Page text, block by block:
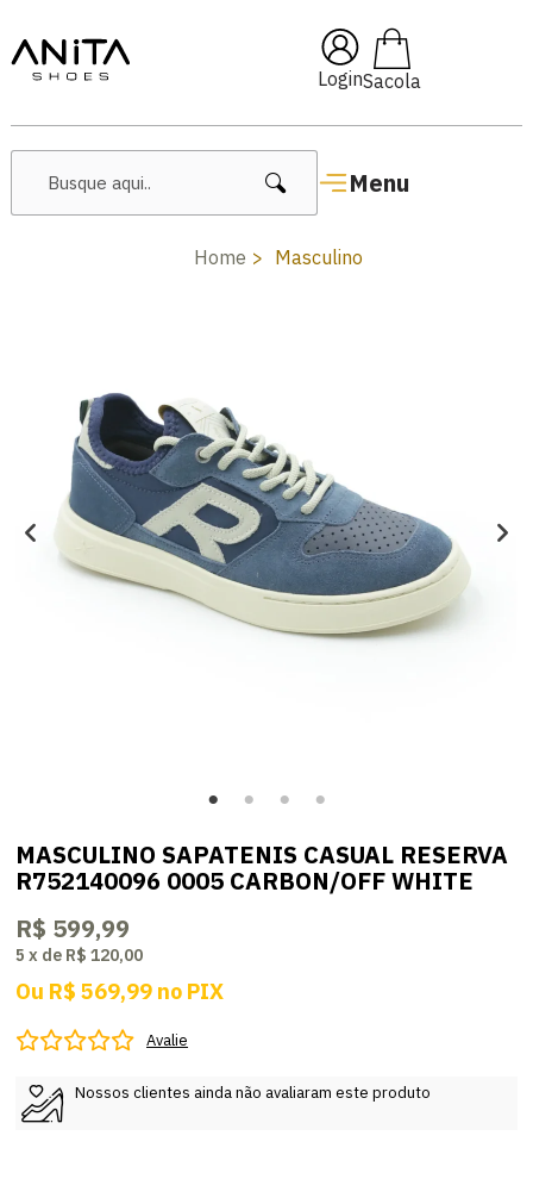
Login
Menu
🔥 Lançamentos Femininos
Home Masculino
MASCULINO SAPATENIS CASUAL RESERVA
R752140096 0005 CARBON/OFF WHITE
R$ 599,99
5 x de R$ 120,00
Ou R$ 569,99 no PIX
Avalie
Nossos clientes ainda não avaliaram este produto